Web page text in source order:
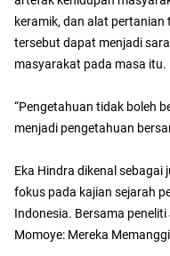
keramik, dan alat
tersebut dapat menjadi
masyarakat pada masa itu.
“Pengetahuan tidak boleh
menjadi pengetahuan
Eka Hindra dikenal sebagai
fokus pada kajian sejarah
Indonesia. Bersama
Momoye: Mereka